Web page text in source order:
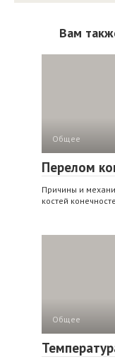
Вам
Общее
Перелом
Причины и
костей
Общее